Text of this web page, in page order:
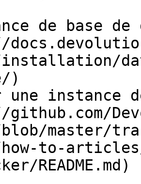
de base de
)
instance
master/
how-to-
README.md)